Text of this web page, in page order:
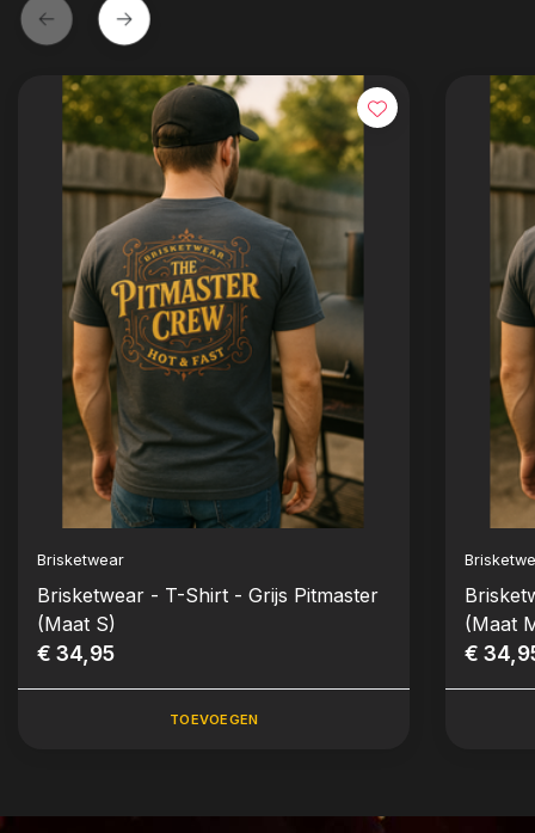
Brisketwear
Brisketwear - T-Shirt - Grijs Pitmaster
(Maat S)
€ 34,95
TOEVOEGEN
(Maat
€